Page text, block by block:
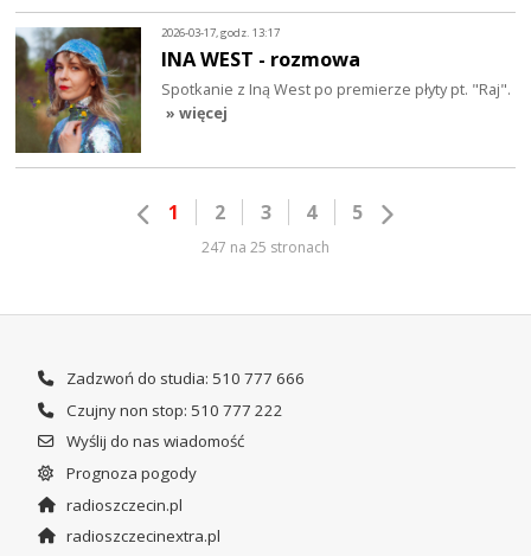
2026-03-17, godz. 13:17
INA WEST - rozmowa
Spotkanie z Iną West po premierze płyty pt. "Raj".
» więcej
1 2 3 4 5
247 na 25 stronach
Zadzwoń do studia: 510 777 666
Czujny non stop: 510 777 222
Wyślij do nas wiadomość
Prognoza pogody
radioszczecin.pl
radioszczecinextra.pl